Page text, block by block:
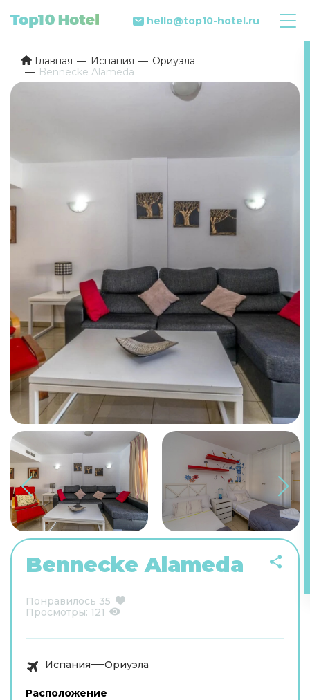
hello@top10-hotel.ru
Главная Испания
Ориуэла
Bennecke Alameda
Bennecke Alameda
Понравилось 35
Просмотры: 121
Испания Ориуэла
Расположение